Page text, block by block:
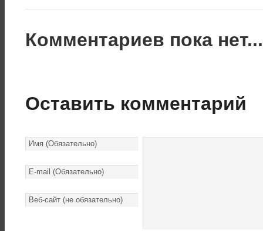
Комментариев пока
Оставить комментарий